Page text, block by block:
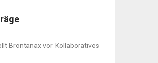
Brontanax vor: Kollaboratives